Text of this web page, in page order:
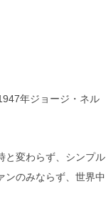
年ジョージ・ネル
と変わらず、シンプル
ンのみならず、世界中